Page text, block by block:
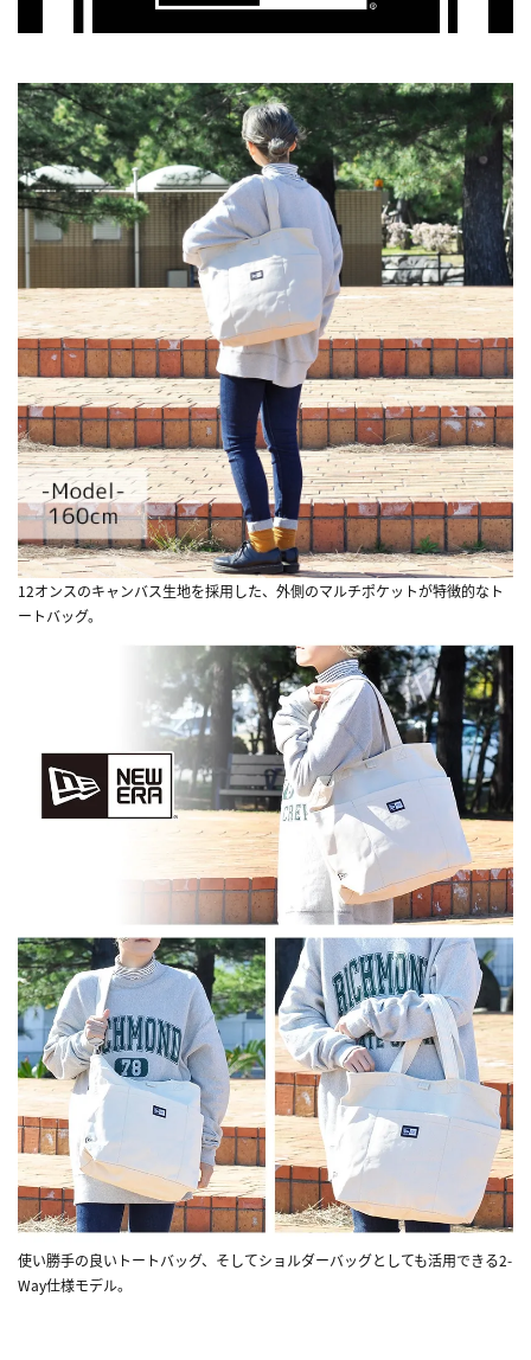
12オンスのキャンバス生地を採用した、外側のマルチポケットが特徴的なト
ートバッグ。
使い勝手の良いトートバッグ、そしてショルダーバッグとしても活用できる2-
Way仕様モデル。